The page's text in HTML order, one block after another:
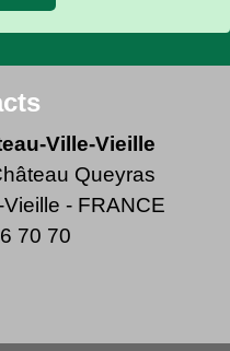
Ville-Vieille
Queyras
- FRANCE
70 70